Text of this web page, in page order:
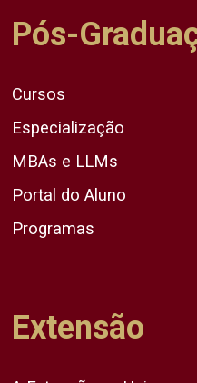
Pós-
Cursos
Especialização
MBAs e LLMs
Portal do Aluno
Programas
Extensão